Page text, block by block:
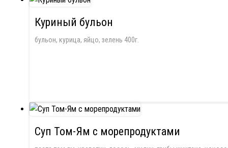
Куриный бульон
бульон, курица, яйцо, зелень 400г.
Суп Том-Ям с морепродуктами